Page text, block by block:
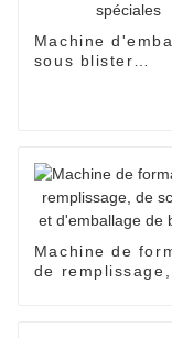
Machine
sous blister
Machine de
de